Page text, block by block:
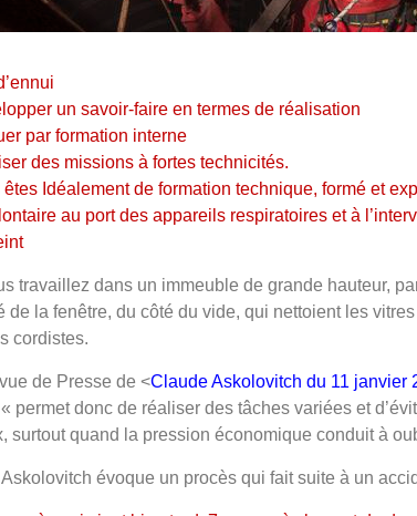
un savoir-faire en termes de réalisation
par formation interne
des missions à fortes technicités.
êtes Idéalement de formation technique, formé et
au port des appareils respiratoires et à
travaillez dans un immeuble de grande hauteur,
de la fenêtre, du côté du vide, qui nettoient les
cordistes.
de Presse de <Claude Askolovitch du 11 janvier
permet donc de réaliser des tâches variées et
surtout quand la pression économique conduit à
évoque un procès qui fait suite à un